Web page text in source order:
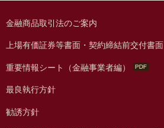
金融商品取引法のご案内
上場有価証券等書面・契約締結前交付書面
重要情報シート（金融事業者編）
最良執行方針
勧誘方針